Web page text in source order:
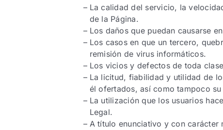
La calidad del servicio, la
de la Página.
Los daños que puedan causarse
Los casos en que un tercero,
remisión de virus informáticos.
Los vicios y defectos de toda
La licitud, fiabilidad y utilidad de
él ofertados, así como tampoco
La utilización que los usuarios
Legal.
A título enunciativo y con carácter